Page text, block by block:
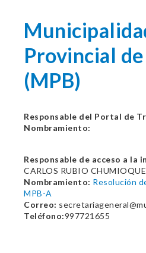
Provincial
(MPB)
Responsable del Portal de
Nombramiento:
Responsable de acceso a la
CARLOS RUBIO CHUMIOQUE
Nombramiento: Resolución
MPB-A
Correo:
Teléfono:997721655